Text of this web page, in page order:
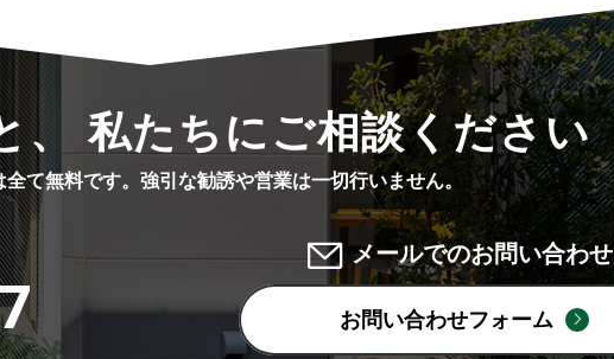
、 私たちにご相談ください
て無料です。 強引な勧誘や営業は一切行いません。
メールでのお問い合わせ
お問い合わせフォーム